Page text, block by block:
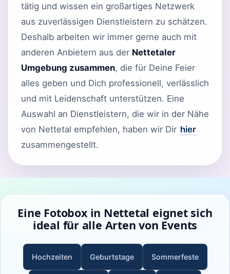
tätig und wissen ein großartiges Netzwerk
aus zuverlässigen Dienstleistern zu schätzen.
Deshalb arbeiten wir immer gerne auch mit
anderen Anbietern aus der Nettetaler
Umgebung zusammen, die für Deine Feier
alles geben und Dich professionell, verlässlich
und mit Leidenschaft unterstützen. Eine
Auswahl an Dienstleistern, die wir in der Nähe
von Nettetal empfehlen, haben wir Dir hier
zusammengestellt.
Eine Fotobox in Nettetal eignet sich
ideal für alle Arten von Events
Hochzeiten Geburtstage Sommerfeste